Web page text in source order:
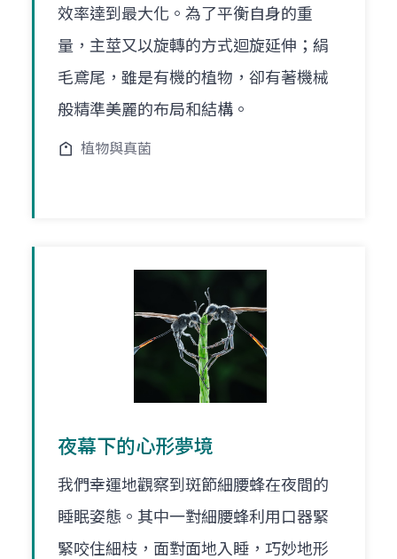
效率達到最大化。為了平衡自身的重
量，主莖又以旋轉的方式迴旋延伸；絹
毛鳶尾，雖是有機的植物，卻有著機械
般精準美麗的布局和結構。
植物與真菌
夜幕下的心形夢境
我們幸運地觀察到斑節細腰蜂在夜間的
睡眠姿態。其中一對細腰蜂利用口器緊
緊咬住細枝，面對面地入睡，巧妙地形